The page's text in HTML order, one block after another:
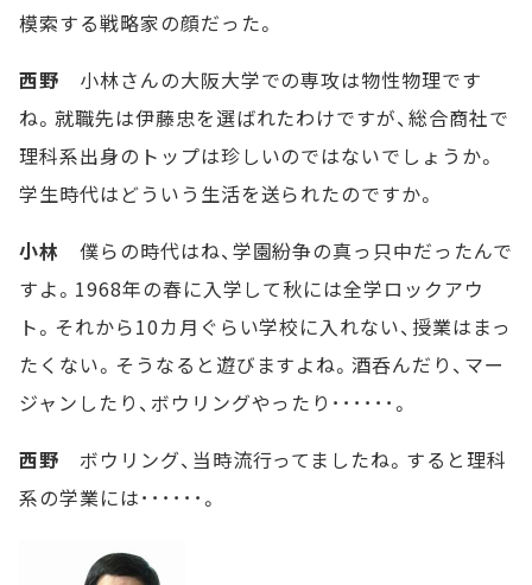
模索する戦略家の顔だった。
西野 小林さんの大阪大学での専攻は物性物理です
ね。就職先は伊藤忠を選ばれたわけですが、総合商社で
理科系出身のトップは珍しいのではないでしょうか。
学生時代はどういう生活を送られたのですか。
小林 僕らの時代はね、学園紛争の真っ只中だったんで
すよ。1968年の春に入学して秋には全学ロックアウ
ト。それから10カ月ぐらい学校に入れない、授業はまっ
たくない。そうなると遊びますよね。酒呑んだり、マー
ジャンしたり、ボウリングやったり･･････。
西野 ボウリング、当時流行ってましたね。すると理科
系の学業には･･････。